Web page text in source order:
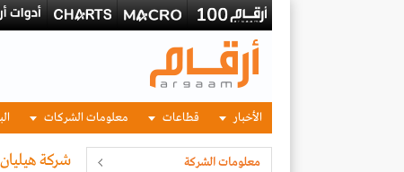
الأخبار قطاعات معلومات الشركات
معلومات الشركة شركة